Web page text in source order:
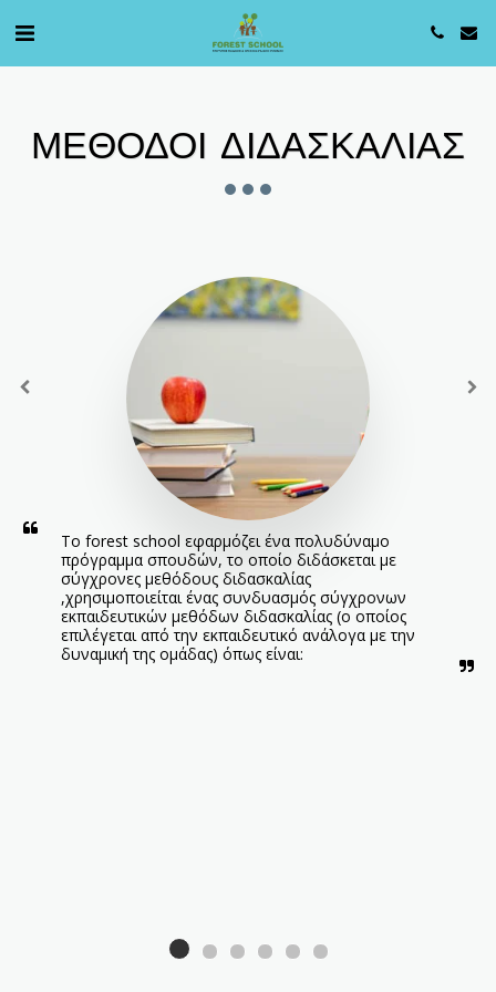
ΜΕΘΟΔΟΙ ΔΙΔΑΣΚΑΛΙΑΣ
Τo forest school εφαρμόζει ένα πολυδύναμο
πρόγραμμα σπουδών, το οποίο διδάσκεται με
σύγχρονες μεθόδους διδασκαλίας
,χρησιμοποιείται ένας συνδυασμός σύγχρονων
εκπαιδευτικών μεθόδων διδασκαλίας (ο οποίος
επιλέγεται από την εκπαιδευτικό ανάλογα με την
δυναμική της ομάδας) όπως είναι: